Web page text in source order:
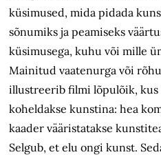
küsimused, mida pidada
sõnumiks ja peamiseks
küsimusega, kuhu või mille
Mainitud vaatenurga või
illustreerib filmi lõpulõik, kus
koheldakse kunstina: hea
kaader vääristatakse
Selgub, et elu ongi kunst.